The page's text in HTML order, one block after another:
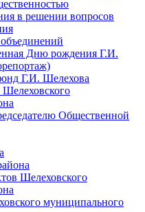
в решении вопросов
Дню рождения Г.И.
Г.И. Шелехова
Шелеховского
Общественной
Шелеховского
муниципального